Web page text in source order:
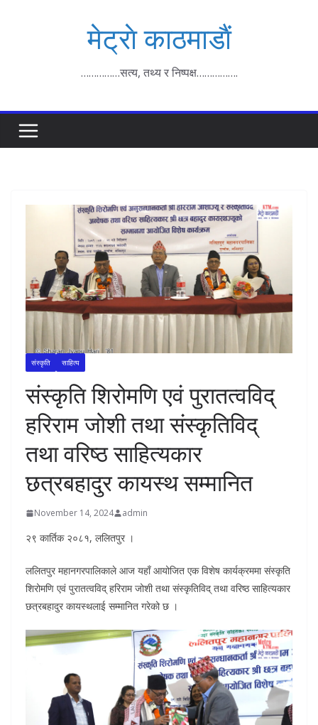
मेट्राे काठमाडाैं
……………सत्य, तथ्य र निष्पक्ष…………….
संस्कृति साहित्य
संस्कृति शिरोमणि एवं पुरातत्वविद्
हरिराम जोशी तथा संस्कृतिविद्
तथा वरिष्ठ साहित्यकार
छत्रबहादुर कायस्थ सम्मानित
November 14, 2024 admin
२९ कार्तिक २०८१, ललितपुर ।
ललितपुर महानगरपालिकाले आज यहाँ आयोजित एक विशेष कार्यक्रममा संस्कृति
शिरोमणि एवं पुरातत्वविद् हरिराम जोशी तथा संस्कृतिविद् तथा वरिष्ठ साहित्यकार
छत्रबहादुर कायस्थलाई सम्मानित गरेको छ ।